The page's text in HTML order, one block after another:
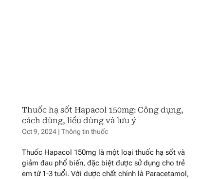
Thuốc hạ sốt Hapacol 150mg: Công dụng,
cách dùng, liều dùng và lưu ý
Oct 9, 2024| Thông tin thuốc
Thuốc Hapacol 150mg là một loại thuốc hạ sốt và
giảm đau phổ biến, đặc biệt được sử dụng cho trẻ
em từ 1-3 tuổi. Với dược chất chính là Paracetamol,